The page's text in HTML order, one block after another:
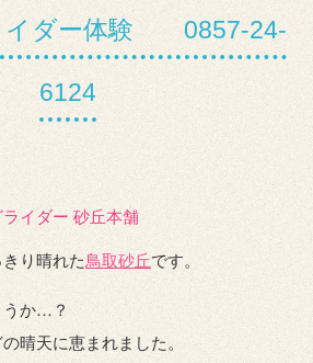
イダー体験 0857-24-
6124
イダー 砂丘本舗
り晴れた鳥取砂丘です。
うか…？
晴天に恵まれました。